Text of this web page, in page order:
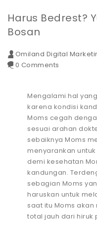
Harus Bedrest?
Bosan
Omiland Digital
0 Comments
Mengalami hal
karena kondisi
Moms cegah
sesuai arahan
sebaiknya Moms
menyarankan
demi kesehatan
kandungan.
sebagian Moms
haruskan untuk
saat itu Moms
total jauh dari hiruk